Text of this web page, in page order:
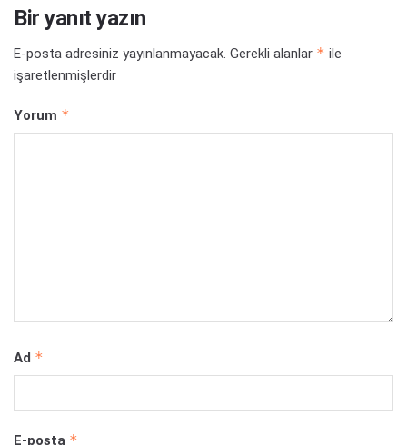
Bir yanıt yazın
E-posta adresiniz yayınlanmayacak. Gerekli alanlar * ile
işaretlenmişlerdir
Yorum *
Ad *
E-posta *